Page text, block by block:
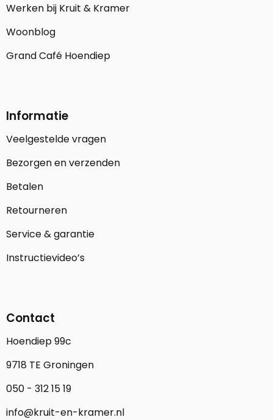
Werken bij Kruit & Kramer
Woonblog
Grand Café Hoendiep
Informatie
Veelgestelde vragen
Bezorgen en verzenden
Betalen
Retourneren
Service & garantie
Instructievideo’s
Contact
Hoendiep 99c
9718 TE Groningen
050 - 312 15 19
info@kruit-en-kramer.nl